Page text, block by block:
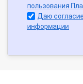
пользования
Даю
информации